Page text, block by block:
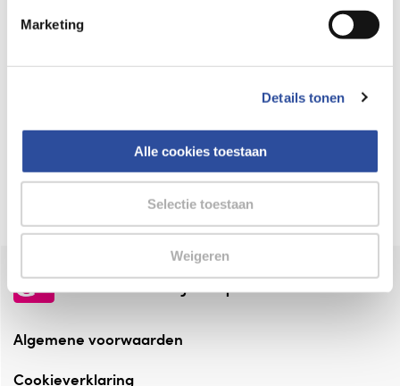
Marketing
Details tonen
Alle cookies toestaan
Selectie toestaan
Weigeren
⁠Verantwoorde zorg, ⁠ook online.
Altijd onze folder bij de hand
Check onze folders ⁠bij AlleFolders.
de vriendelijke specialist
Algemene voorwaarden
Cookieverklaring